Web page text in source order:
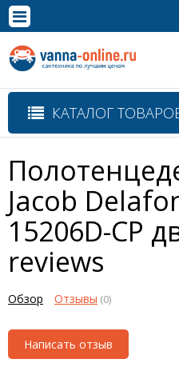
Полная версия сайта
КАТАЛОГ
Jacob
15206D-CP
reviews
Обзор Отзывы (0)
Написать отзыв